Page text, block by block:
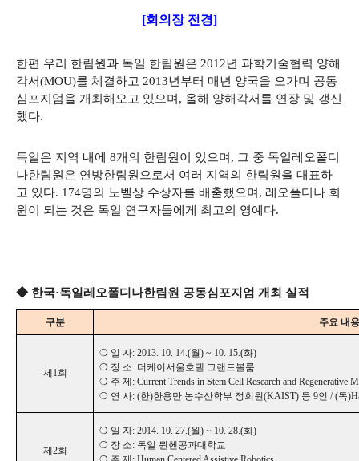
[회의장 전경]
한편 우리 한림원과 독일 한림원은 2012년 과학기술협력 양해
각서(MOU)를 체결하고 2013년부터 매년 양국을 오가며 공동
심포지엄을 개최해오고 있으며, 올해 양해각서를 연장 및 갱신
했다.
독일은 지역 내에 8개의 한림원이 있으며, 그 중 독일레오폴디
나한림원은 연방한림원으로서 여러 지역의 한림원을 대표하
고 있다. 174명의 노벨상 수상자를 배출했으며, 레오폴디나 회
원이 되는 것은 독일 연구자들에게 최고의 영예다.
◆ 한국·독일레오폴디나한림원 공동심포지엄 개최 실적
구분 주요 내용
제1회
❍ 일 자: 2013. 10. 14.(월) ~ 10. 15.(화)
❍ 장 소: 더케이서울호텔 그랜드볼룸
❍ 주 제: Current Trends in Stem Cell Research and Regenerative
❍ 연 사: (한)한용만 농수산학부 정회원(KAIST) 등 9인 / (독
제2회
❍ 일 자: 2014. 10. 27.(월) ~ 10. 28.(화)
❍ 장 소: 독일 뮌헨공과대학교